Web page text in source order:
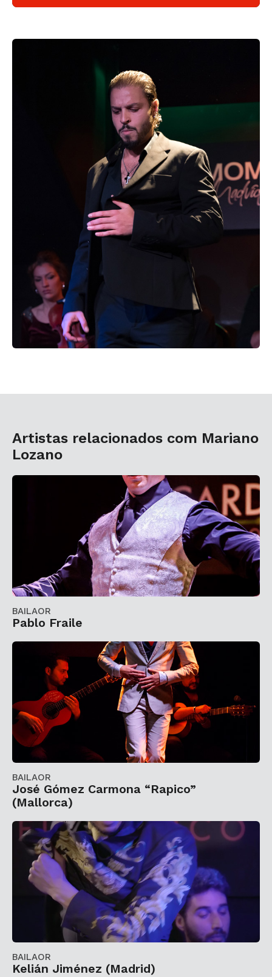
Artistas relacionados com Mariano
Lozano
BAILAOR
Pablo Fraile
BAILAOR
José Gómez Carmona “Rapico”
(Mallorca)
BAILAOR
Kelián Jiménez (Madrid)